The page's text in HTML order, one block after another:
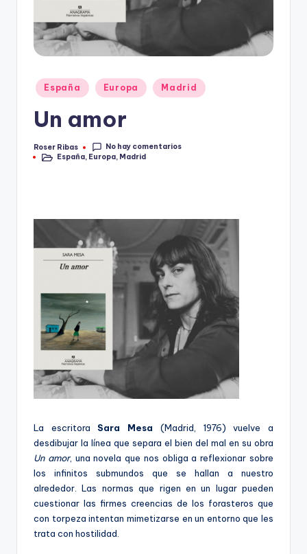
Publicado
en
España Europa Madrid
Un amor
Publicado
por
Roser Ribas
No hay comentarios
Publicado
España, Europa, Madrid
La escritora Sara Mesa (Madrid, 1976) vuelve a
desdibujar la línea que separa el bien del mal en su obra
Un amor, una novela que nos obliga a reflexionar sobre
los infinitos submundos que se hallan a nuestro
alrededor. Las normas que rigen en un lugar pueden
cuestionar las firmes creencias de los forasteros que
con torpeza intentan mimetizarse en un entorno que les
trata con hostilidad.